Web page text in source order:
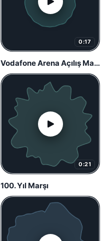
0:17
Vodafone Arena Açılış Marşı (Başlangıç)
0:21
100. Yıl Marşı